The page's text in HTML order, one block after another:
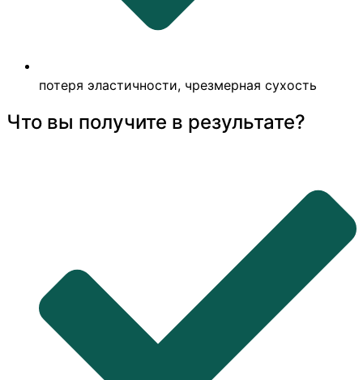
потеря эластичности, чрезмерная сухость
Что вы получите в результате?